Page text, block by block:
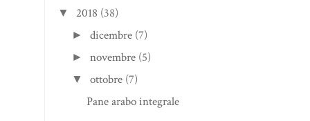
▼ 2018 (38)
►dicembre (7)
►novembre (5)
▼ ottobre (7)
Pane arabo integrale